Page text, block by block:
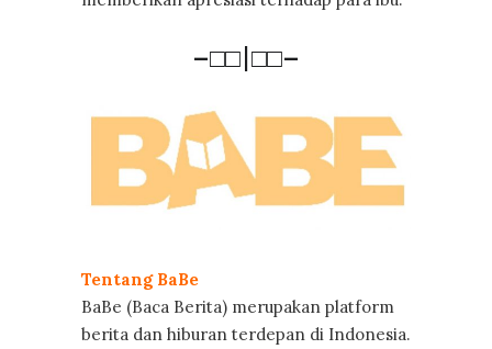
–□□|□□–
Tentang BaBe
BaBe (Baca Berita) merupakan platform
berita dan hiburan terdepan di Indonesia.